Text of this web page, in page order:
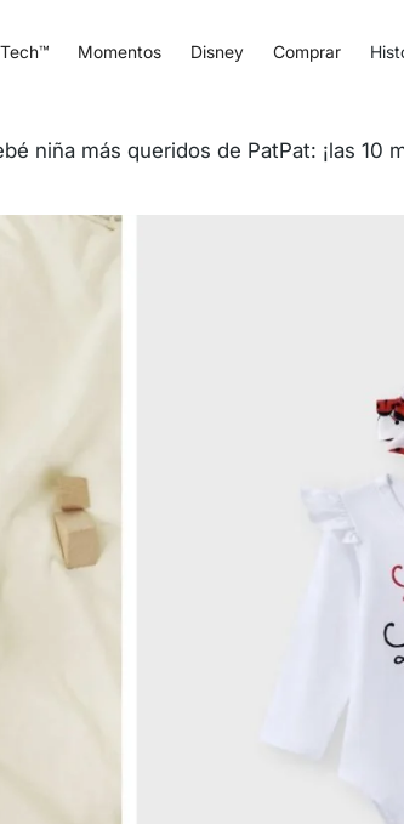
Momentos Disney Comprar
niña más queridos de PatPat: ¡las 10